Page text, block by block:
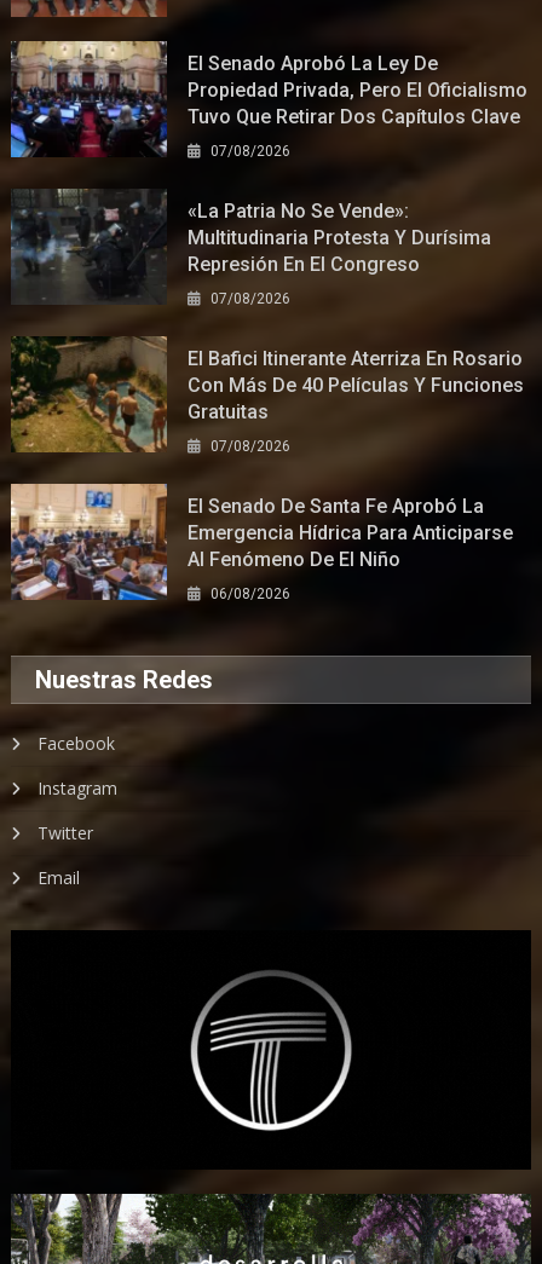
El Senado Aprobó La Ley De
Propiedad Privada, Pero El Oficialismo
Tuvo Que Retirar Dos Capítulos Clave
07/08/2026
«La Patria No Se Vende»:
Multitudinaria Protesta Y Durísima
Represión En El Congreso
07/08/2026
El Bafici Itinerante Aterriza En Rosario
Con Más De 40 Películas Y Funciones
Gratuitas
07/08/2026
El Senado De Santa Fe Aprobó La
Emergencia Hídrica Para Anticiparse
Al Fenómeno De El Niño
06/08/2026
Nuestras Redes
Facebook
Instagram
Twitter
Email